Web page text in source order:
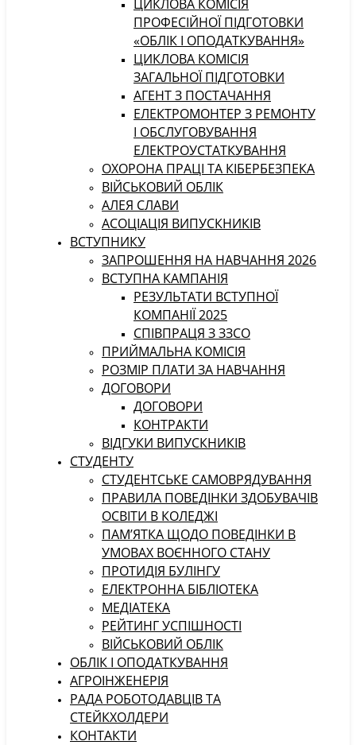
ЦИКЛОВА КОМІСІЯ
ПРОФЕСІЙНОЇ ПІДГОТОВКИ
«ОБЛІК І ОПОДАТКУВАННЯ»
ЦИКЛОВА КОМІСІЯ
ЗАГАЛЬНОЇ ПІДГОТОВКИ
АГЕНТ З ПОСТАЧАННЯ
ЕЛЕКТРОМОНТЕР З РЕМОНТУ
І ОБСЛУГОВУВАННЯ
ЕЛЕКТРОУСТАТКУВАННЯ
ОХОРОНА ПРАЦІ ТА КІБЕРБЕЗПЕКА
ВІЙСЬКОВИЙ ОБЛІК
АЛЕЯ СЛАВИ
АСОЦІАЦІЯ ВИПУСКНИКІВ
ВСТУПНИКУ
ЗАПРОШЕННЯ НА НАВЧАННЯ 2026
ВСТУПНА КАМПАНІЯ
РЕЗУЛЬТАТИ ВСТУПНОЇ
КОМПАНІЇ 2025
СПІВПРАЦЯ З ЗЗСО
ПРИЙМАЛЬНА КОМІСІЯ
РОЗМІР ПЛАТИ ЗА НАВЧАННЯ
ДОГОВОРИ
ДОГОВОРИ
КОНТРАКТИ
ВІДГУКИ ВИПУСКНИКІВ
СТУДЕНТУ
CТУДЕНТСЬКЕ САМОВРЯДУВАННЯ
ПРАВИЛА ПОВЕДІНКИ ЗДОБУВАЧІВ
ОСВІТИ В КОЛЕДЖІ
ПАМ’ЯТКА ЩОДО ПОВЕДІНКИ В
УМОВАХ ВОЄННОГО СТАНУ
ПРОТИДІЯ БУЛІНГУ
ЕЛЕКТРОННА БІБЛІОТЕКА
МЕДІАТЕКА
РЕЙТИНГ УСПІШНОСТІ
ВІЙСЬКОВИЙ ОБЛІК
ОБЛІК І ОПОДАТКУВАННЯ
АГРОІНЖЕНЕРІЯ
РАДА РОБОТОДАВЦІВ ТА
СТЕЙКХОЛДЕРИ
КОНТАКТИ